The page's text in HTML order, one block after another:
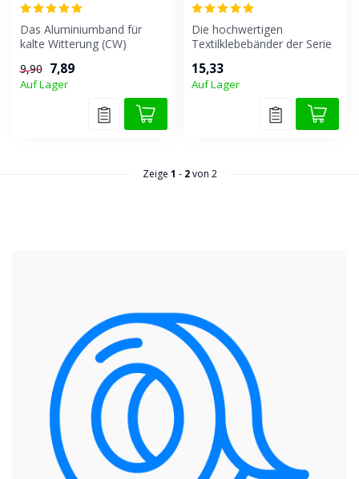
Das Aluminiumband für
kalte Witterung (CW)
Aluminium mit eine...
9,90 7,89
Auf Lager
Die hochwertigen
Textilklebebänder der Serie
Gewebeklebebänder...
15,33
Auf Lager
Zeige 1 - 2von 2